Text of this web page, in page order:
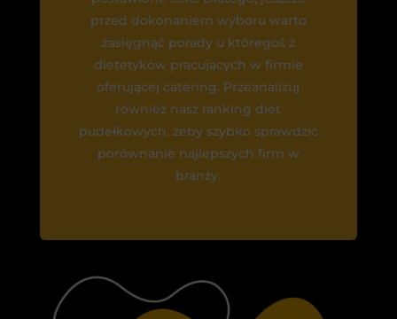
przed dokonaniem wyboru warto
zasięgnąć porady u któregoś z
dietetyków pracujących w firmie
oferującej catering. Przeanalizuj
również nasz ranking diet
pudełkowych, żeby szybko sprawdzić
porównanie najlepszych firm w
branży.